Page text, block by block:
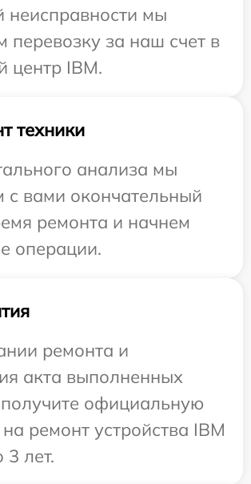
неисправности мы
перевозку за наш счет в
центр IBM.
техники
анализа мы
с вами окончательный
ремонта и начнем
операции.
ремонта и
акта выполненных
официальную
ремонт устройства IBM
3 лет.